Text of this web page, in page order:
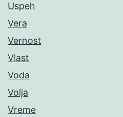
Uspeh
Vera
Vernost
Vlast
Voda
Volja
Vreme